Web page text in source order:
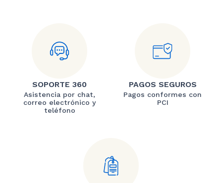
SOPORTE 360
Asistencia por chat,
correo electrónico y
teléfono
PAGOS SEGUROS
Pagos conformes con
PCI